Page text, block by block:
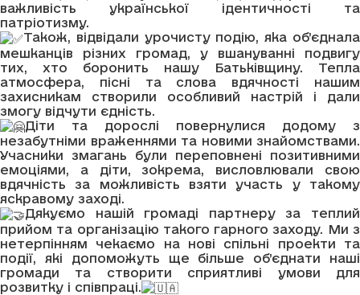
важливість української ідентичності та
патріотизму.
Також, відвідали урочисту подію, яка об’єднала
мешканців різних громад, у вшануванні подвигу
тих, хто боронить нашу Батьківщину. Тепла
атмосфера, пісні та слова вдячності нашим
захисникам створили особливий настрій і дали
змогу відчути єдність.
Діти та дорослі повернулися додому з
незабутніми враженнями та новими знайомствами.
Учасники змагань були переповнені позитивними
емоціями, а діти, зокрема, висловлювали свою
вдячність за можливість взяти участь у такому
яскравому заході.
Дякуємо нашій громаді партнеру за теплий
прийом та організацію такого гарного заходу. Ми з
нетерпінням чекаємо на нові спільні проекти та
події, які допоможуть ще більше об’єднати наші
громади та створити сприятливі умови для
розвитку і співпраці.